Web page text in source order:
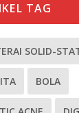
TAG
SOLID-
BOLA